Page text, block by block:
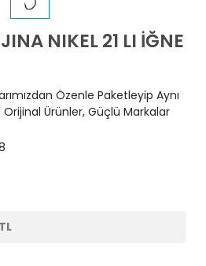
NIKEL 21 LI İĞNE
Özenle Paketleyip Aynı
Orijinal Ürünler, Güçlü Markalar